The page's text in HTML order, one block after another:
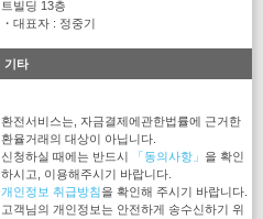
트빌딩 13층
・대표자 : 정중기
기타
환전서비스는, 자금결제에관한법률에 근거한
환율거래의 대상이 아닙니다.
신청하실 때에는 반드시
「동의사항」 을 확인
하시고, 이용해주시기 바랍니다.
개인정보 취급방침을 확인해 주시기 바랍니다.
고객님의 개인정보는 안전하게 송수신하기 위